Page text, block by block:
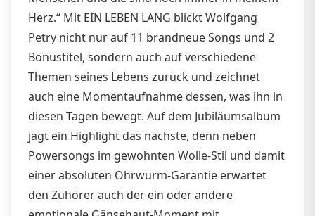
Herz.“ Mit EIN LEBEN LANG blickt Wolfgang
Petry nicht nur auf 11 brandneue Songs und 2
Bonustitel, sondern auch auf verschiedene
Themen seines Lebens zurück und zeichnet
auch eine Momentaufnahme dessen, was ihn in
diesen Tagen bewegt. Auf dem Jubiläumsalbum
jagt ein Highlight das nächste, denn neben
Powersongs im gewohnten Wolle-Stil und damit
einer absoluten Ohrwurm-Garantie erwartet
den Zuhörer auch der ein oder andere